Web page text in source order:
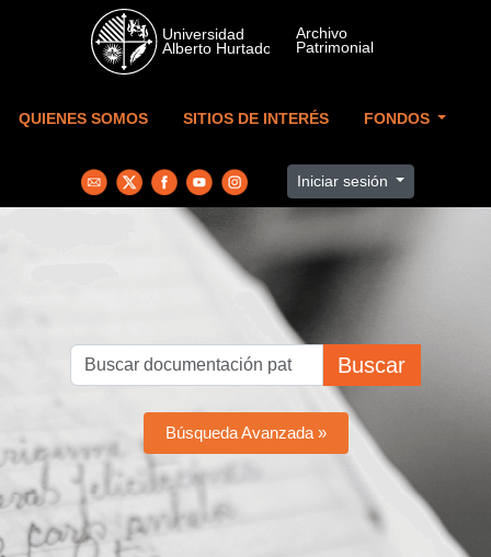
Skip to main content
QUIENES SOMOS SITIOS DE INTERÉS FONDOS
Iniciar sesión
Buscar
Búsqueda Avanzada »